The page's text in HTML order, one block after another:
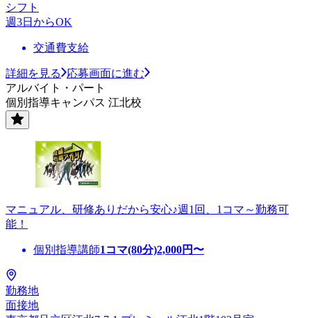
シフト
週3日からOK
交通費支給
詳細を見る
応募画面に進む
アルバイト・パート
個別指導キャンパス 江北校
マニュアル、研修ありだから安心♪週1回、1コマ～勤務可
能！
個別指導講師1コマ(80分)2,000円〜
勤務地
面接地